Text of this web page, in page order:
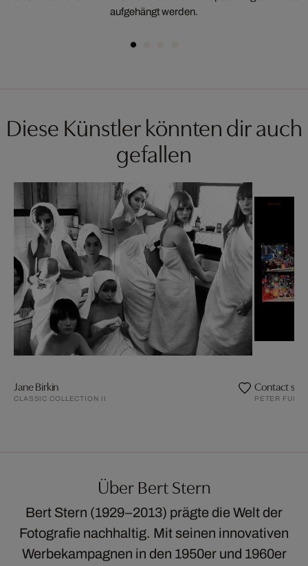
aufgehängt werden.
Diese Künstler könnten dir auch
gefallen
Jane Birkin
CLASSIC COLLECTION II
Contact
PETER
Über Bert Stern
Bert Stern (1929–2013) prägte die Welt der
Fotografie nachhaltig. Mit seinen innovativen
Werbekampagnen in den 1950er und 1960er